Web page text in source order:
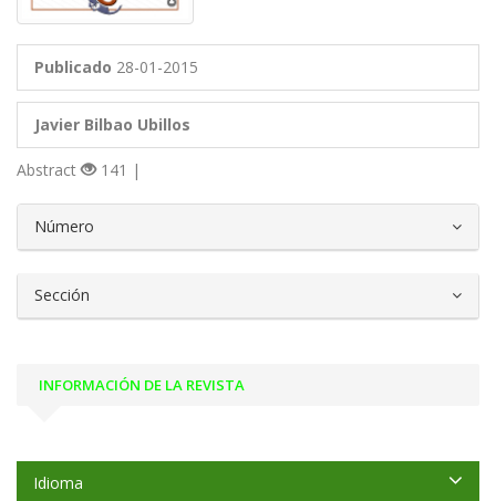
Publicado 28-01-2015
Javier Bilbao Ubillos
Abstract 141 |
Número
Sección
INFORMACIÓN DE LA REVISTA
Idioma